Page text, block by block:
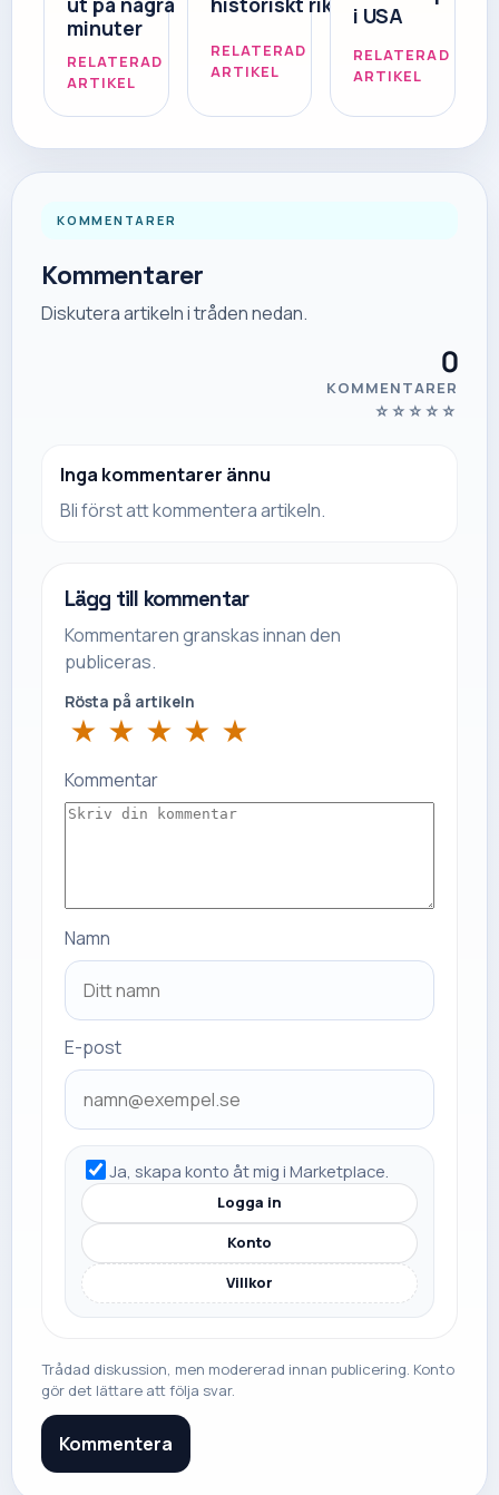
minuter
RELATERAD
ARTIKEL
RELATERAD
ARTIKEL
i USA
RELATERAD
ARTIKEL
KOMMENTARER
Kommentarer
Diskutera artikeln i tråden nedan.
0
KOMMENTARER
☆ ☆ ☆ ☆ ☆
Inga kommentarer ännu
Bli först att kommentera artikeln.
Lägg till kommentar
Kommentaren granskas innan den
publiceras.
Rösta på artikeln
★ ★ ★ ★ ★
Kommentar
Namn
E-post
Ja, skapa konto åt mig i Marketplace.
Logga in
Konto
Villkor
Trådad diskussion, men modererad innan publicering. Konto
gör det lättare att följa svar.
Kommentera